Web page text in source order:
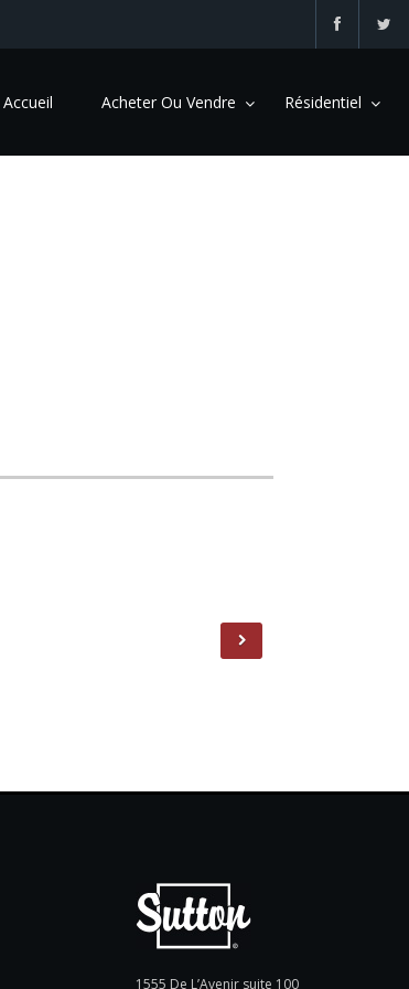
Accueil Acheter Ou Vendre Résidentiel
1555 De L’Avenir suite 100